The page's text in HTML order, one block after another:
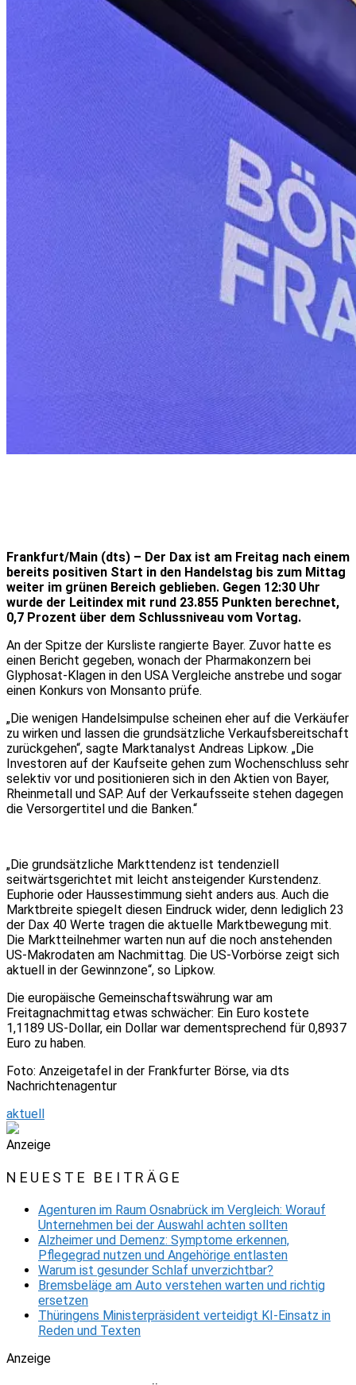
Frankfurt/Main (dts) – Der Dax ist am Freitag nach einem
bereits positiven Start in den Handelstag bis zum Mittag
weiter im grünen Bereich geblieben. Gegen 12:30 Uhr
wurde der Leitindex mit rund 23.855 Punkten berechnet,
0,7 Prozent über dem Schlussniveau vom Vortag.
An der Spitze der Kursliste rangierte Bayer. Zuvor hatte es
einen Bericht gegeben, wonach der Pharmakonzern bei
Glyphosat-Klagen in den USA Vergleiche anstrebe und sogar
einen Konkurs von Monsanto prüfe.
„Die wenigen Handelsimpulse scheinen eher auf die Verkäufer
zu wirken und lassen die grundsätzliche Verkaufsbereitschaft
zurückgehen“, sagte Marktanalyst Andreas Lipkow. „Die
Investoren auf der Kaufseite gehen zum Wochenschluss sehr
selektiv vor und positionieren sich in den Aktien von Bayer,
Rheinmetall und SAP. Auf der Verkaufsseite stehen dagegen
die Versorgertitel und die Banken.“
„Die grundsätzliche Markttendenz ist tendenziell
seitwärtsgerichtet mit leicht ansteigender Kurstendenz.
Euphorie oder Haussestimmung sieht anders aus. Auch die
Marktbreite spiegelt diesen Eindruck wider, denn lediglich 23
der Dax 40 Werte tragen die aktuelle Marktbewegung mit.
Die Marktteilnehmer warten nun auf die noch anstehenden
US-Makrodaten am Nachmittag. Die US-Vorbörse zeigt sich
aktuell in der Gewinnzone“, so Lipkow.
Die europäische Gemeinschaftswährung war am
Freitagnachmittag etwas schwächer: Ein Euro kostete
1,1189 US-Dollar, ein Dollar war dementsprechend für 0,8937
Euro zu haben.
Foto: Anzeigetafel in der Frankfurter Börse, via dts
Nachrichtenagentur
aktuell
Anzeige
NEUESTE BEITRÄGE
Agenturen im Raum Osnabrück im Vergleich: Worauf
Unternehmen bei der Auswahl achten sollten
Alzheimer und Demenz: Symptome erkennen,
Pflegegrad nutzen und Angehörige entlasten
Warum ist gesunder Schlaf unverzichtbar?
Bremsbeläge am Auto verstehen warten und richtig
ersetzen
Thüringens Ministerpräsident verteidigt KI-Einsatz in
Reden und Texten
Anzeige